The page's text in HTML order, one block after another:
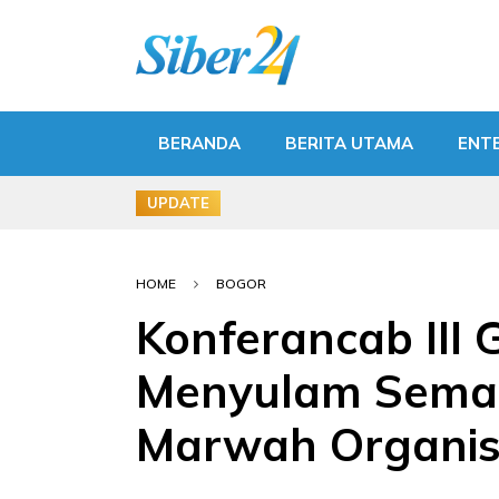
BERANDA BERITA UTAMA
UPDATE
HOME BOGOR
Konferancab III
Menyulam
Marwah